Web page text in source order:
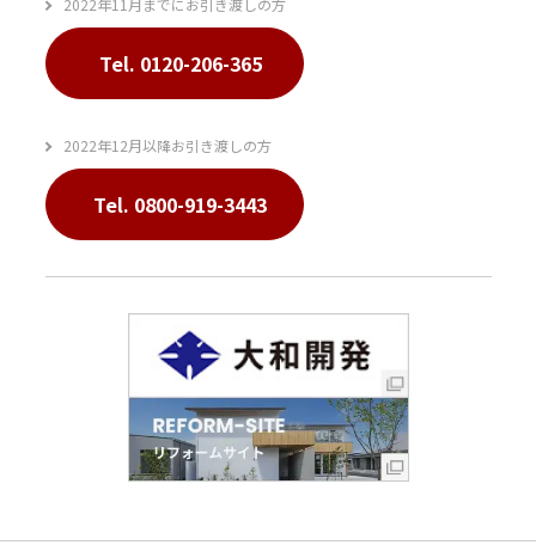
2022年11月までにお引き渡しの方
Tel. 0120-206-365
2022年12月以降お引き渡しの方
Tel. 0800-919-3443